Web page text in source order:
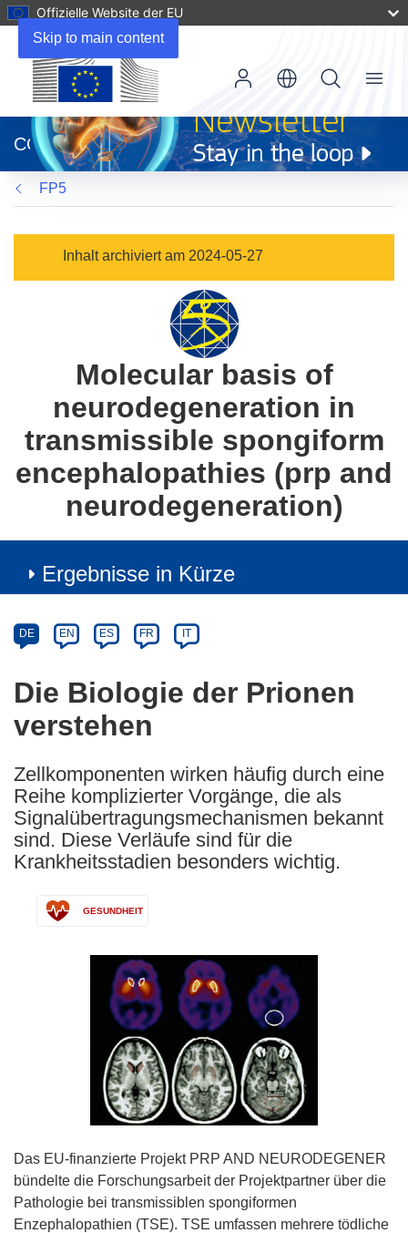
Skip to main content
Offizielle Website der EU
neuem
Fenster)
CORDIS
Menu
FP5
Inhalt archiviert am 2024-05-27
Molecular basis of
neurodegeneration in
transmissible spongiform
encephalopathies (prp and
neurodegeneration)
Ergebnisse in Kürze
Category
Article
available
the
following
languages:
DE EN ES FR IT
Die Biologie der Prionen
verstehen
Zellkomponenten wirken häufig durch eine
Reihe komplizierter Vorgänge, die als
Signalübertragungsmechanismen bekannt
sind. Diese Verläufe sind für die
Krankheitsstadien besonders wichtig.
GESUNDHEIT
Das EU-finanzierte Projekt PRP AND NEURODEGENER
bündelte die Forschungsarbeit der Projektpartner über die
Pathologie bei transmissiblen spongiformen
Enzephalopathien (TSE). TSE umfassen mehrere tödliche